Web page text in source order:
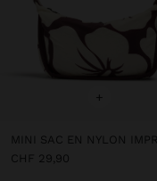
+
CHF 29,90